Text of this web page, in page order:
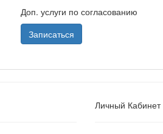
Доп. услуги по согласованию
Записаться
Личный Кабинет